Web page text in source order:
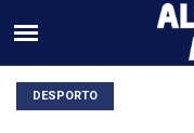
DESPORTO